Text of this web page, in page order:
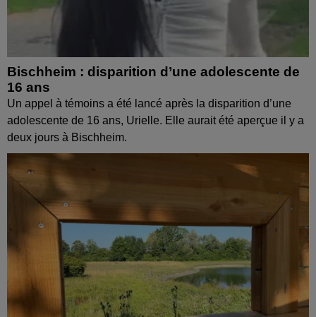
Bischheim : disparition d’une adolescente de
16 ans
Un appel à témoins a été lancé après la disparition d’une
adolescente de 16 ans, Urielle. Elle aurait été aperçue il y a
deux jours à Bischheim.